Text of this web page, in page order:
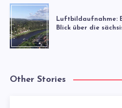
Luftbildaufnahme:
Blick über die
Other Stories